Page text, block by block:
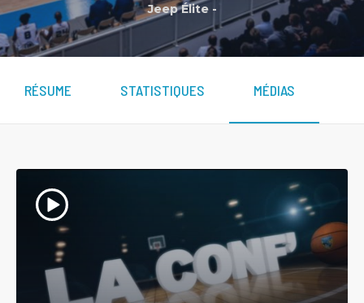
Jeep Élite-
RÉSUME STATISTIQUES MÉDIAS